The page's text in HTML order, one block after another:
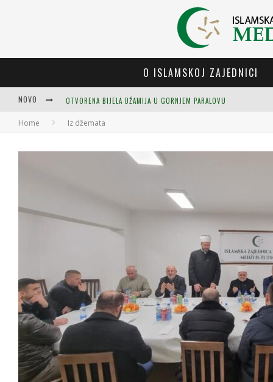
O ISLAMSKOJ ZAJEDNICI
NOVO
Home Iz džemata